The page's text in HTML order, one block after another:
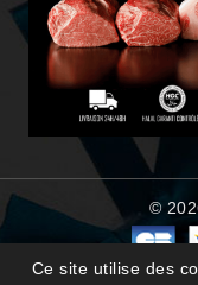
Ce site utilise des
©